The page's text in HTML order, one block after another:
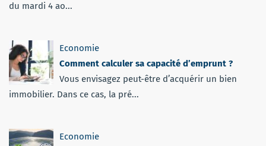
du mardi 4 ao...
Economie
Comment calculer sa capacité d’emprunt ?
Vous envisagez peut-être d’acquérir un bien
immobilier. Dans ce cas, la pré...
Economie